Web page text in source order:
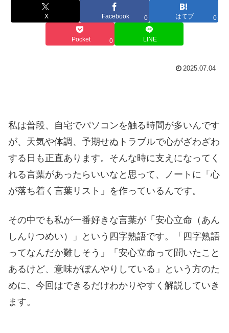
X Facebook 0 はてブ 0
Pocket 0 LINE
2025.07.04
私は普段、自宅でパソコンを触る時間が多いんです
が、天気や体調、予期せぬトラブルで心がざわざわ
する日も正直あります。そんな時に支えになってく
れる言葉があったらいいなと思って、ノートに「心
が落ち着く言葉リスト」を作っているんです。
その中でも私が一番好きな言葉が「安心立命（あん
しんりつめい）」という四字熟語です。「四字熟語
ってなんだか難しそう」「安心立命って聞いたこと
あるけど、意味がぼんやりしている」という方のた
めに、今回はできるだけわかりやすく解説していき
ます。